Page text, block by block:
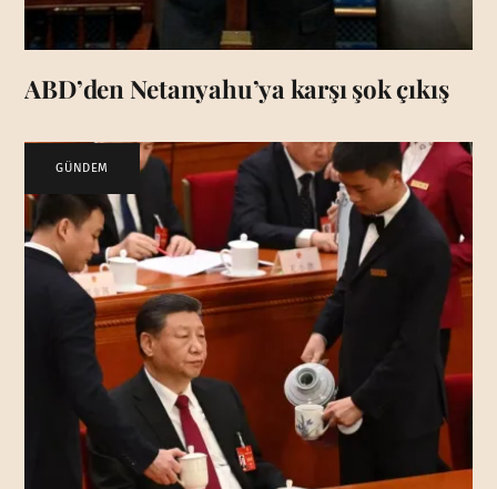
ABD’den Netanyahu’ya karşı şok çıkış
GÜNDEM